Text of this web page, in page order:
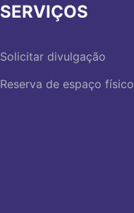
SERVIÇOS
Solicitar divulgação
Reserva de espaço físico